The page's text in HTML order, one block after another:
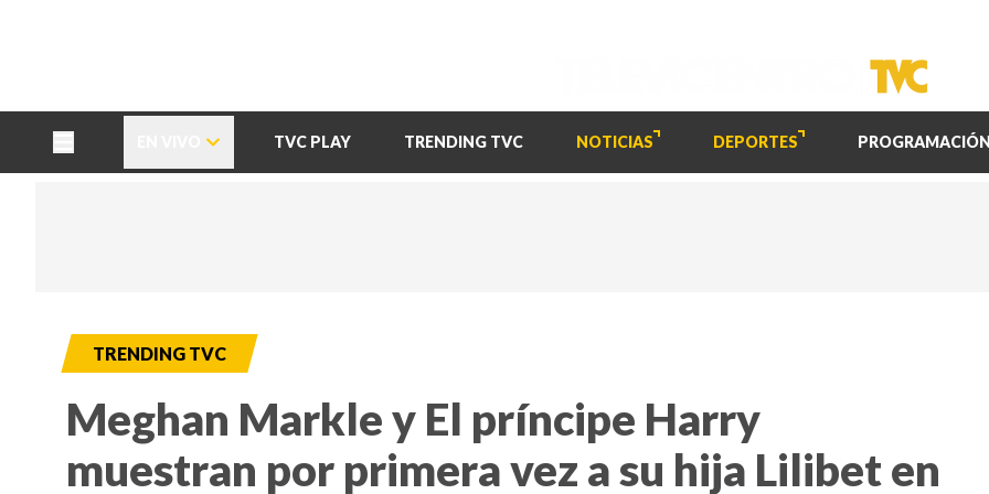
TVC PLAY TRENDING TVC NOTICIAS DEPORTES PROGRAMACIÓN
TRENDING TVC
Meghan Markle y El príncipe Harry
muestran por primera vez a su hija Lilibet en